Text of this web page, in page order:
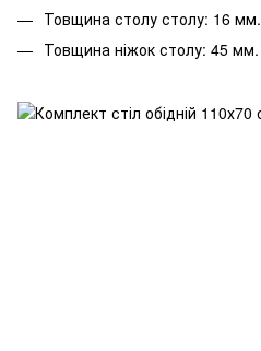
Товщина столу столу: 16 мм.
Товщина ніжок столу: 45 мм.